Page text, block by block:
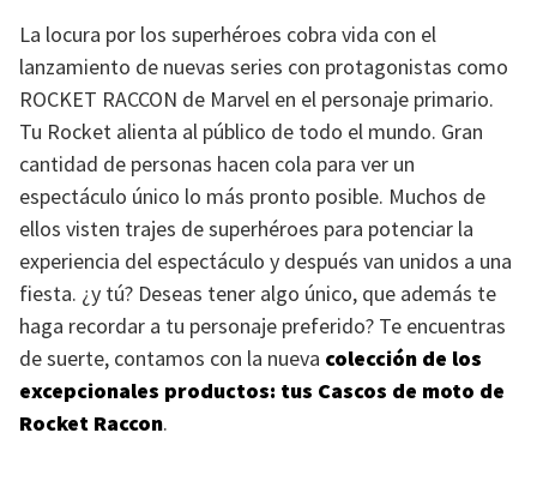
La locura por los superhéroes cobra vida con el
lanzamiento de nuevas series con protagonistas como
ROCKET RACCON de Marvel en el personaje primario.
Tu Rocket alienta al público de todo el mundo. Gran
cantidad de personas hacen cola para ver un
espectáculo único lo más pronto posible. Muchos de
ellos visten trajes de superhéroes para potenciar la
experiencia del espectáculo y después van unidos a una
fiesta. ¿y tú? Deseas tener algo único, que además te
haga recordar a tu personaje preferido? Te encuentras
de suerte, contamos con la nueva colección de los
excepcionales productos: tus Cascos de moto de
Rocket Raccon.